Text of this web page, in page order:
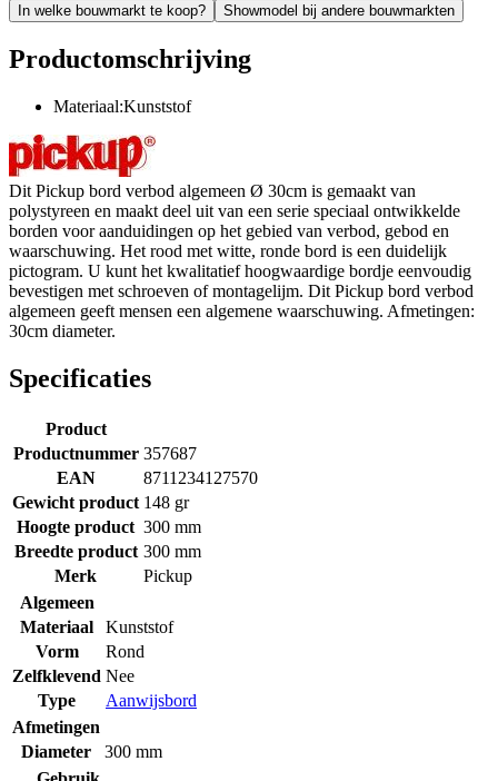
In welke bouwmarkt te koop? Showmodel bij andere bouwmarkten
Productomschrijving
Materiaal:Kunststof
Dit Pickup bord verbod algemeen Ø 30cm is gemaakt van
polystyreen en maakt deel uit van een serie speciaal ontwikkelde
borden voor aanduidingen op het gebied van verbod, gebod en
waarschuwing. Het rood met witte, ronde bord is een duidelijk
pictogram. U kunt het kwalitatief hoogwaardige bordje eenvoudig
bevestigen met schroeven of montagelijm. Dit Pickup bord verbod
algemeen geeft mensen een algemene waarschuwing. Afmetingen:
30cm diameter.
Specificaties
Product
Productnummer 357687
EAN
8711234127570
Gewicht product 148 gr
Hoogte product 300 mm
Breedte product 300 mm
Merk
Pickup
Algemeen
Materiaal
Kunststof
Vorm
Rond
Zelfklevend Nee
Type
Aanwijsbord
Afmetingen
Diameter
300 mm